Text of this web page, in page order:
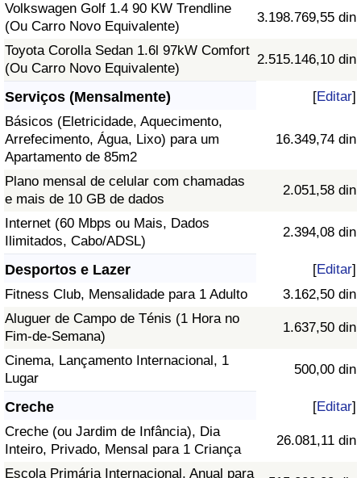
Volkswagen Golf 1.4 90 KW Trendline
(Ou Carro Novo Equivalente)
3.198.769,55 din
Toyota Corolla Sedan 1.6l 97kW Comfort
(Ou Carro Novo Equivalente)
2.515.146,10 din
Serviços (Mensalmente) [Editar]
Básicos (Eletricidade, Aquecimento,
Arrefecimento, Água, Lixo) para um
Apartamento de 85m2
16.349,74 din
Plano mensal de celular com chamadas
e mais de 10 GB de dados
2.051,58 din
Internet (60 Mbps ou Mais, Dados
Ilimitados, Cabo/ADSL)
2.394,08 din
Desportos e Lazer [Editar]
Fitness Club, Mensalidade para 1 Adulto
3.162,50 din
Aluguer de Campo de Ténis (1 Hora no
Fim-de-Semana)
1.637,50 din
Cinema, Lançamento Internacional, 1
Lugar
500,00 din
Creche [Editar]
Creche (ou Jardim de Infância), Dia
Inteiro, Privado, Mensal para 1 Criança
26.081,11 din
Escola Primária Internacional, Anual para